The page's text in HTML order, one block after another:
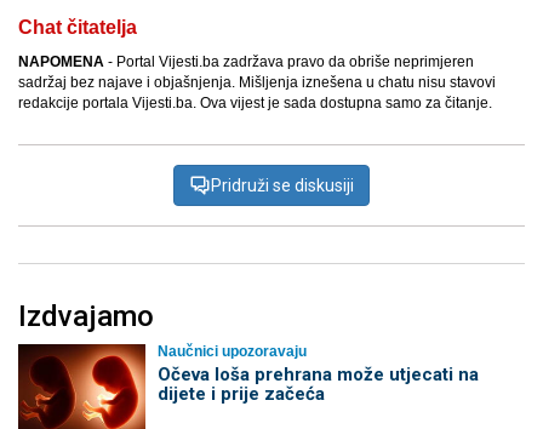
Chat čitatelja
NAPOMENA - Portal Vijesti.ba zadržava pravo da obriše neprimjeren
sadržaj bez najave i objašnjenja. Mišljenja iznešena u chatu nisu stavovi
redakcije portala Vijesti.ba. Ova vijest je sada dostupna samo za čitanje.
Pridruži se diskusiji
Izdvajamo
Naučnici upozoravaju
Očeva loša prehrana može utjecati na
dijete i prije začeća